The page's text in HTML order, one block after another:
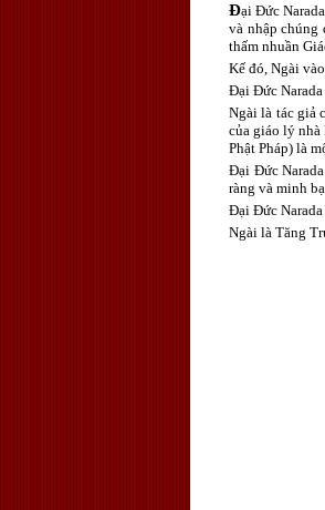
Đại Đức
và nhập chúng
thấm nhuần
Kế đó, Ngài
Đại Đức
Ngài là tác giả
của giáo lý nhà
Phật Pháp) là
Đại Đức
ràng và minh
Đại Đức
Ngài là Tăng